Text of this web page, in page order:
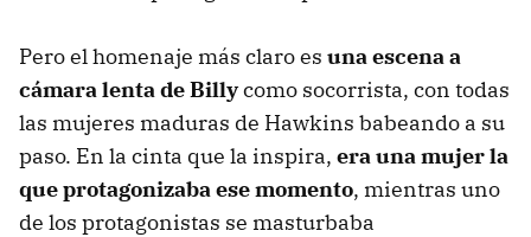
Pero el homenaje más claro es una escena a
cámara lenta de Billycomo socorrista, con todas
las mujeres maduras de Hawkins babeando a su
paso. En la cinta que la inspira, era una mujer la
que protagonizaba ese momento, mientras uno
de los protagonistas se masturbaba